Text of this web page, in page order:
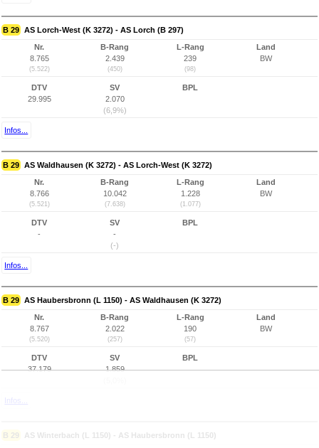
B 29 AS Lorch-West (K 3272) - AS Lorch (B 297)
Nr.
8.765
(5.522)
B-Rang
2.439
(450)
L-Rang
239
(98)
Land
BW
DTV
29.995
SV
2.070
(6,9%)
BPL
Infos...
B 29 AS Waldhausen (K 3272) - AS Lorch-West (K 3272)
Nr.
8.766
(5.521)
B-Rang
10.042
(7.638)
L-Rang
1.228
(1.077)
Land
BW
DTV
-
SV
-
(-)
BPL
Infos...
B 29 AS Haubersbronn (L 1150) - AS Waldhausen (K 3272)
Nr.
8.767
(5.520)
B-Rang
2.022
(257)
L-Rang
190
(57)
Land
BW
DTV
37.179
SV
1.859
BPL
Infos...
B 29 AS Winterbach (L 1150) - AS Haubersbronn (L 1150)